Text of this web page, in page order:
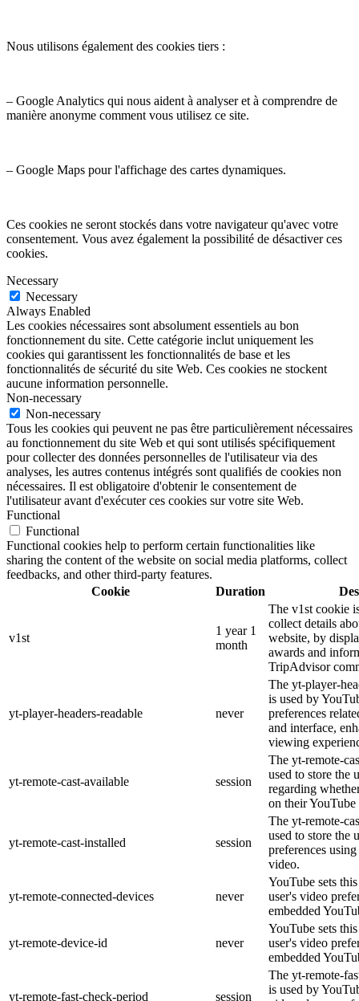
Nous utilisons également des cookies tiers :
– Google Analytics qui nous aident à analyser et à comprendre de
manière anonyme comment vous utilisez ce site.
– Google Maps pour l'affichage des cartes dynamiques.
Ces cookies ne seront stockés dans votre navigateur qu'avec votre
consentement. Vous avez également la possibilité de désactiver ces
cookies.
Necessary
Necessary
Always Enabled
Les cookies nécessaires sont absolument essentiels au bon
fonctionnement du site. Cette catégorie inclut uniquement les
cookies qui garantissent les fonctionnalités de base et les
fonctionnalités de sécurité du site Web. Ces cookies ne stockent
aucune information personnelle.
Non-necessary
Non-necessary
Tous les cookies qui peuvent ne pas être particulièrement nécessaires
au fonctionnement du site Web et qui sont utilisés spécifiquement
pour collecter des données personnelles de l'utilisateur via des
analyses, les autres contenus intégrés sont qualifiés de cookies non
nécessaires. Il est obligatoire d'obtenir le consentement de
l'utilisateur avant d'exécuter ces cookies sur votre site Web.
Functional
Functional
Functional cookies help to perform certain functionalities like
sharing the content of the website on social media platforms, collect
feedbacks, and other third-party features.
Cookie
Duration
v1st
1 year 1
month
The v1st cookie
collect details
website, by
awards and
TripAdvisor
yt-player-headers-readable never
The yt-player-
is used by
preferences
and interface,
viewing
yt-remote-cast-available session
The yt-remote-
used to store the
regarding
on their
yt-remote-cast-installed session
The yt-remote-
used to store the
preferences
video.
yt-remote-connected-devices never
YouTube sets
user's video
embedded
yt-remote-device-id never
YouTube sets
user's video
embedded
yt-remote-fast-check-period session
The yt-remote-
is used by